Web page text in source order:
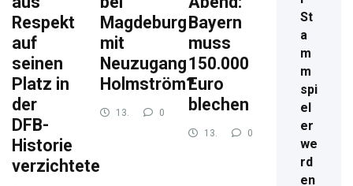
Respekt
auf
seinen
Platz in
der
DFB-
Historie
verzichtete
Magdeburg
mit
Neuzugang
Holmström?
13.
0
Bayern
muss
150.000
Euro
blechen
13.
0
St
a
m
m
spi
el
er
we
rd
en